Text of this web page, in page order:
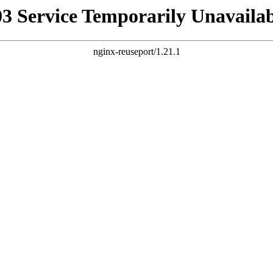
Service Temporarily
nginx-reuseport/1.21.1